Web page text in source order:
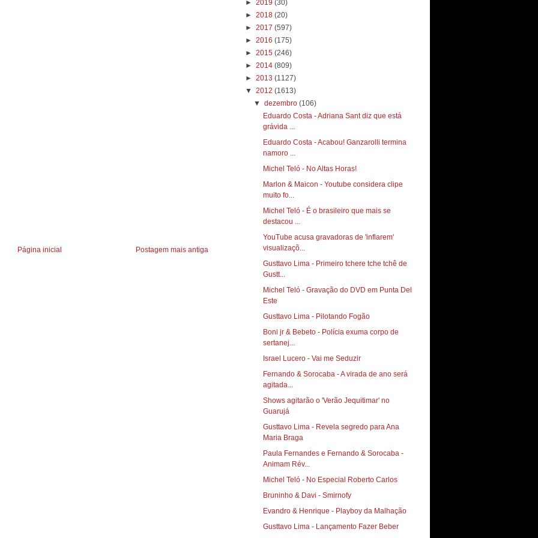
Postagem mais antiga
Página inicial
► 2019 (30)
► 2018 (20)
► 2017 (597)
► 2016 (175)
► 2015 (246)
► 2014 (809)
► 2013 (1127)
▼ 2012 (1613)
▼dezembro(106)
Eduardo Costa - Adriana Sant diz que está
grávida ...
Eduardo Costa - Acabou! Ganzarolli termina
namoro ...
Michel Teló - No Altas Horas!
Marlon & Maicon - Youtube considera clipe
muito fo...
Michel Teló - É o brasileiro que mais se
destacou ...
YouTube acusa gravadoras de 'inflarem'
visualizaçõ...
Gusttavo Lima - Primeiro tchere tche tchê de
Gustt...
Michel Teló - Gravação do DVD em Punta Del
Este
Gusttavo Lima - Pilotando Fogão
Boni jr & Bebeto - Polícia exuma corpo de
sertanej...
Israel Lucero - Vai me Seduzir
Fernando & Sorocaba - A virada de ano será
agitada...
Shows agitarão o 'Verão Jequitimar' no
Guarujá
Gusttavo Lima - Revela segredo para Ana
Maria Braga
Paula Fernandes e Fernando & Sorocaba -
Animam Rév...
Michel Teló - No Especial Roberto Carlos
Bruninho & Davi - Smirnofy
Evandro & Henrique - Playboy da Malhação
Gusttavo Lima - Lançamento Fazer Beber